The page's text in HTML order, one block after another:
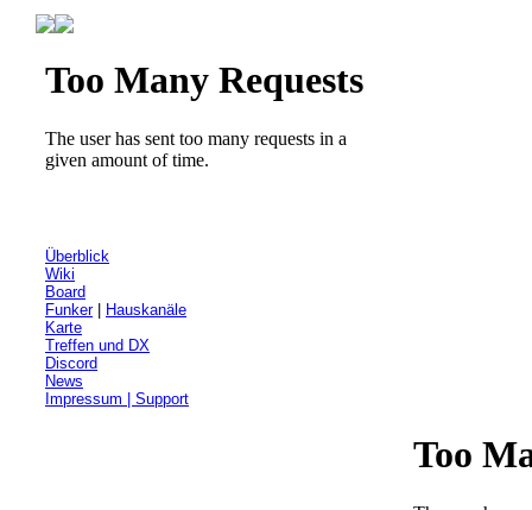
Überblick
Wiki
Board
Funker|
Hauskanäle
Karte
Treffen und DX
Discord
News
Impressum | Support